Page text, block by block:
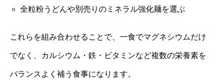
全粒粉うどんや別売りのミネラル強化麺を選ぶ
これらを組み合わせることで、一食でマグネシウムだけ
でなく、カルシウム・鉄・ビタミンなど複数の栄養素を
バランスよく補う食事になります。